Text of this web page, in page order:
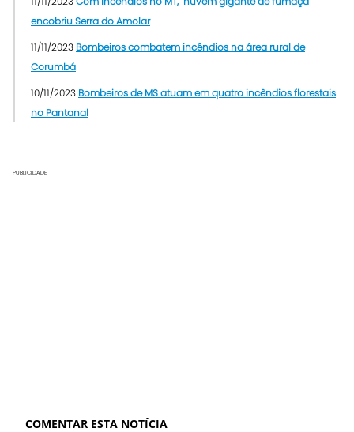
encobriu Serra do Amolar
11/11/2023 Bombeiros combatem incêndios na área rural de
Corumbá
10/11/2023 Bombeiros de MS atuam em quatro incêndios florestais
no Pantanal
PUBLICIDADE
COMENTAR ESTA NOTÍCIA